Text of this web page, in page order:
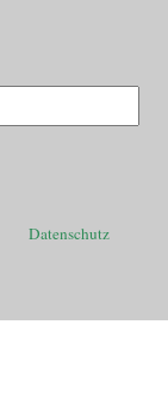
Datenschutz